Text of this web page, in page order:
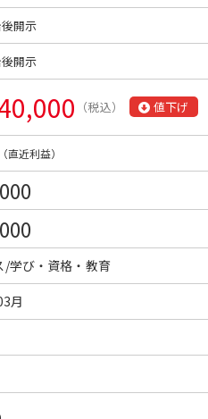
開示
開示
（税込） 値下げ
直近利益）
/学び・資格・教育
月